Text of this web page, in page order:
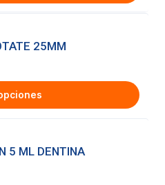
25MM
5 ML DENTINA